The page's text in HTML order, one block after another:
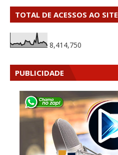
TOTAL DE ACESSOS AO SITE
8,414,750
PUBLICIDADE